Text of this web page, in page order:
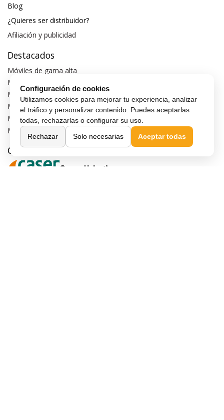
Blog
¿Quieres ser distribuidor?
Afiliación y publicidad
Destacados
Móviles de gama alta
Móviles con buena cámara
Móviles sin marcos
Móviles de 6 pulgadas
Móviles todoterreno
Móviles 4G
Confianza y seguridad
Configuración de cookies
Utilizamos cookies para mejorar tu experiencia, analizar
el tráfico y personalizar contenido. Puedes aceptarlas
todas, rechazarlas o configurar su uso.
Rechazar
Solo necesarias Aceptar todas